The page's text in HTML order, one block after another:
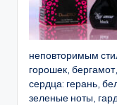
неповторимым
горошек,
сердца: герань,
зеленые ноты,